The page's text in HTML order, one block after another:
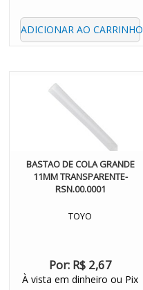
ADICIONAR AO CARRINHO
BASTAO DE COLA GRANDE
11MM TRANSPARENTE-
RSN.00.0001
TOYO
Por: R$ 2,67
À vista em dinheiro ou Pix